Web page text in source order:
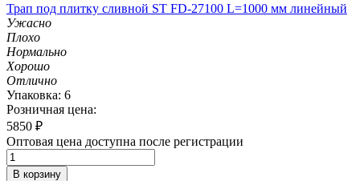
Трап под плитку сливной ST FD-27100 L=1000 мм линейный
Ужасно
Плохо
Нормально
Хорошо
Отлично
Упаковка: 6
Розничная цена:
5850 ₽
Оптовая цена доступна после регистрации
В корзину